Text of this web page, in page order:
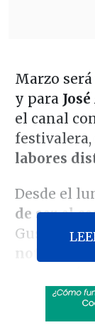
Marzo
y para
el canal
labores
Desde el
de ser el
Gusto" y
noticiero
innovador".